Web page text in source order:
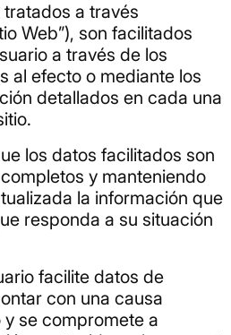
a través
Web”), son facilitados
a través de los
al efecto o mediante los
detallados en cada una
los datos facilitados son
y manteniendo
la información que
responda a su situación
facilite datos de
con una causa
se compromete a